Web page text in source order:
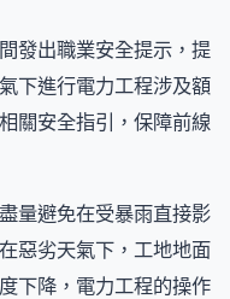
發出職業安全提示，提
下進行電力工程涉及額
關安全指引，保障前線
量避免在受暴雨直接影
惡劣天氣下，工地地面
下降，電力工程的操作